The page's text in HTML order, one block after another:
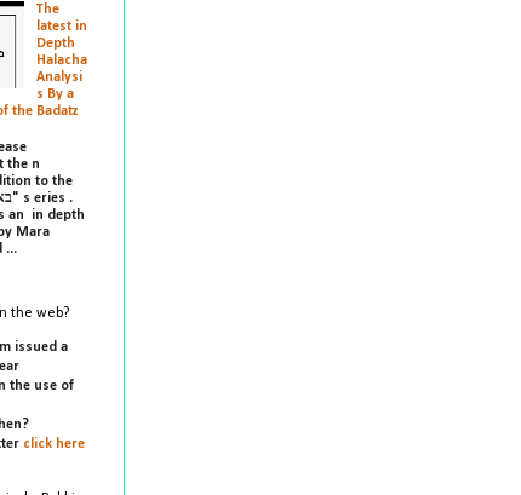
The
latest in
Depth
Halacha
Analysi
s By a
the Badatz
the n
to the
an in depth
Mara
...
the web?
issued a
the use of
click here